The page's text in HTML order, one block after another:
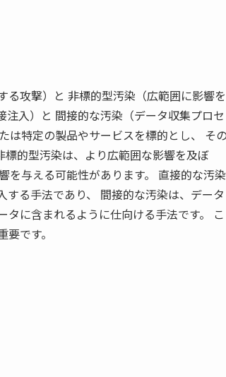
攻撃）と 非標的型汚染（広範囲に影響を
入）と 間接的な汚染（データ収集プロセ
は特定の製品やサービスを標的とし、 そ
的型汚染は、より広範囲な影響を及ぼ
を与える可能性があります。 直接的な汚染
る手法であり、 間接的な汚染は、データ
に含まれるように仕向ける手法です。 こ
です。